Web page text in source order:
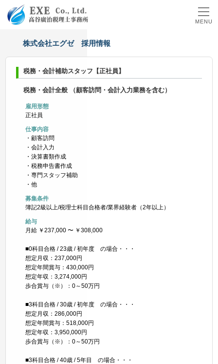
MENU
株式会社エグゼ 採用情報
税務・会計補助スタッフ【正社員】
税務・会計全般 （顧客訪問・会計入力業務を含む）
雇用形態
正社員
仕事内容
・顧客訪問
・会計入力
・決算書類作成
・税務申告書作成
・専門スタッフ補助
・他
募集条件
簿記2級以上/税理士科目合格者/業界経験者（2年以上）
給与
月給 ￥237,000 〜 ￥308,000
■0科目合格 / 23歳 / 初年度 の場合・・・
想定月収：237,000円
想定年間賞与：430,000円
想定年収：3,274,000円
歩合賞与（※）：0～50万円
■3科目合格 / 30歳 / 初年度 の場合・・・
想定月収：286,000円
想定年間賞与：518,000円
想定年収：3,950,000円
歩合賞与（※）：0～50万円
■3科目合格 / 40歳 / 5年目 の場合・・・